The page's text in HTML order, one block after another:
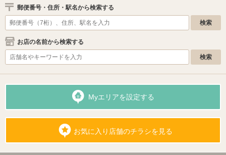
郵便番号・住所・駅名から検索する
お店の名前から検索する
Myエリアを設定する
お気に入り店舗のチラシを見る